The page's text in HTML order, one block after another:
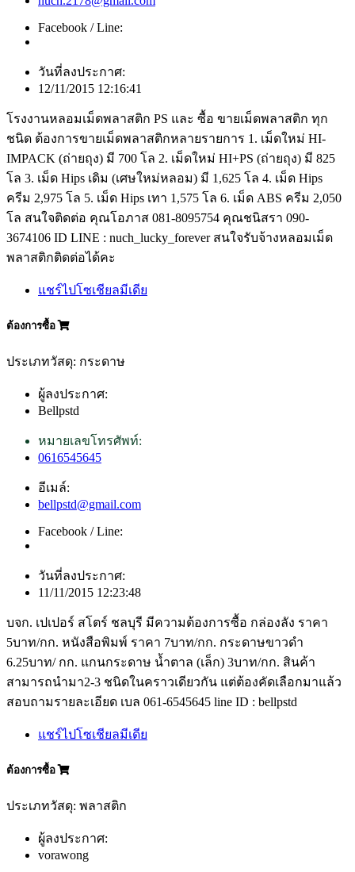
Facebook / Line:
วันที่ลงประกาศ:
12/11/2015 12:16:41
โรงงานหลอมเม็ดพลาสติก PS และ ซื้อ ขายเม็ดพลาสติก ทุก
ชนิด ต้องการขายเม็ดพลาสติกหลายรายการ 1. เม็ดใหม่ HI-
IMPACK (ถ่ายถุง) มี 700 โล 2. เม็ดใหม่ HI+PS (ถ่ายถุง) มี 825
โล 3. เม็ด Hips เดิม (เศษใหม่หลอม) มี 1,625 โล 4. เม็ด Hips
ครีม 2,975 โล 5. เม็ด Hips เทา 1,575 โล 6. เม็ด ABS ครีม 2,050
โล สนใจติดต่อ คุณโอภาส 081-8095754 คุณชนิสรา 090-
3674106 ID LINE : nuch_lucky_forever สนใจรับจ้างหลอมเม็ด
พลาสติกติดต่อได้คะ
แชร์ไปโซเชียลมีเดีย
ต้องการซื้อ
ประเภทวัสดุ: กระดาษ
ผู้ลงประกาศ:
Bellpstd
หมายเลขโทรศัพท์:
0616545645
อีเมล์:
bellpstd@gmail.com
Facebook / Line:
วันที่ลงประกาศ:
11/11/2015 12:23:48
บจก. เปเปอร์ สโตร์ ชลบุรี มีความต้องการซื้อ กล่องลัง ราคา
5บาท/กก. หนังสือพิมพ์ ราคา 7บาท/กก. กระดาษขาวดำ
6.25บาท/ กก. แกนกระดาษ น้ำตาล (เล็ก) 3บาท/กก. สินค้า
สามารถนำมา2-3 ชนิดในคราวเดียวกัน แต่ต้องคัดเลือกมาแล้ว
สอบถามรายละเอียด เบล 061-6545645 line ID : bellpstd
แชร์ไปโซเชียลมีเดีย
ต้องการซื้อ
ประเภทวัสดุ: พลาสติก
ผู้ลงประกาศ:
vorawong